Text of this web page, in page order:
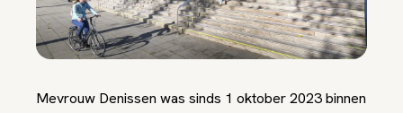
Mevrouw Denissen was sinds 1 oktober 2023 binnen